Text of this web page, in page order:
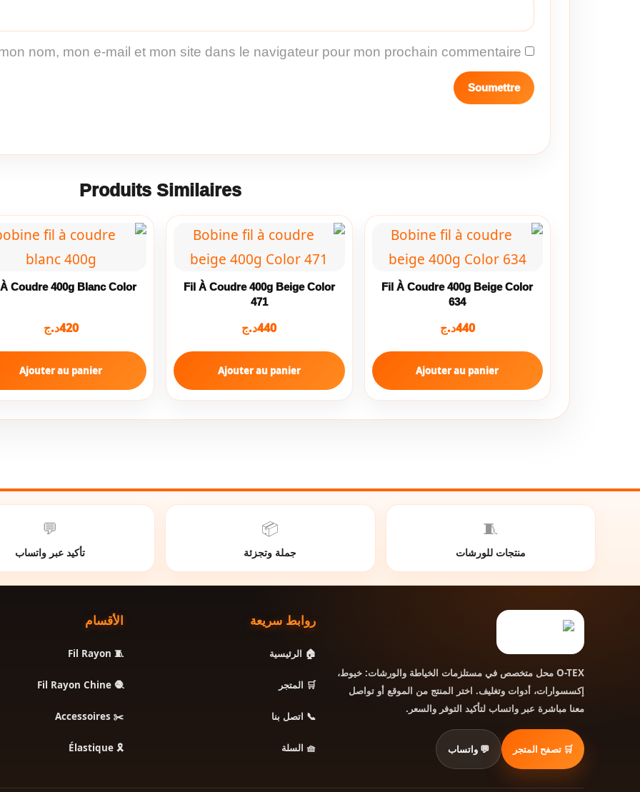
nom, mon e-mail et mon site dans le navigateur pour mon prochain commentaire.
Produits Similaires
Fil À Coudre 400g Beige Color
634
440د.ج
Ajouter au panier
Fil À Coudre 400g Beige Color
471
440د.ج
Ajouter au panier
Coudre 400g Blanc Color
420د.ج
Ajouter au panier
🧵
منتجات للورشات
📦
جملة وتجزئة
💬
تأكيد عبر واتساب
O-TEX محل متخصص في مستلزمات الخياطة والورشات: خيوط،
إكسسوارات، أدوات وتغليف. اختر المنتج من الموقع أو تواصل
معنا مباشرة عبر واتساب لتأكيد التوفر والسعر.
🛒 تصفح المتجر 💬 واتساب
روابط سريعة
🏠 الرئيسية
🛒 المتجر
📞 اتصل بنا
🧺 السلة
الأقسام
🧵 Fil Rayon
🧶 Fil Rayon Chine
✂️ Accessoires
🎗️ Élastique